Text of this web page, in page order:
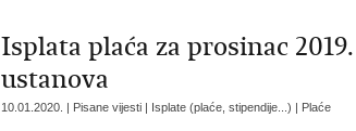
Isplata plaća za prosinac
ustanova
10.01.2020. | Pisane vijesti | Isplate (plaće, stipendije...) | Plaće